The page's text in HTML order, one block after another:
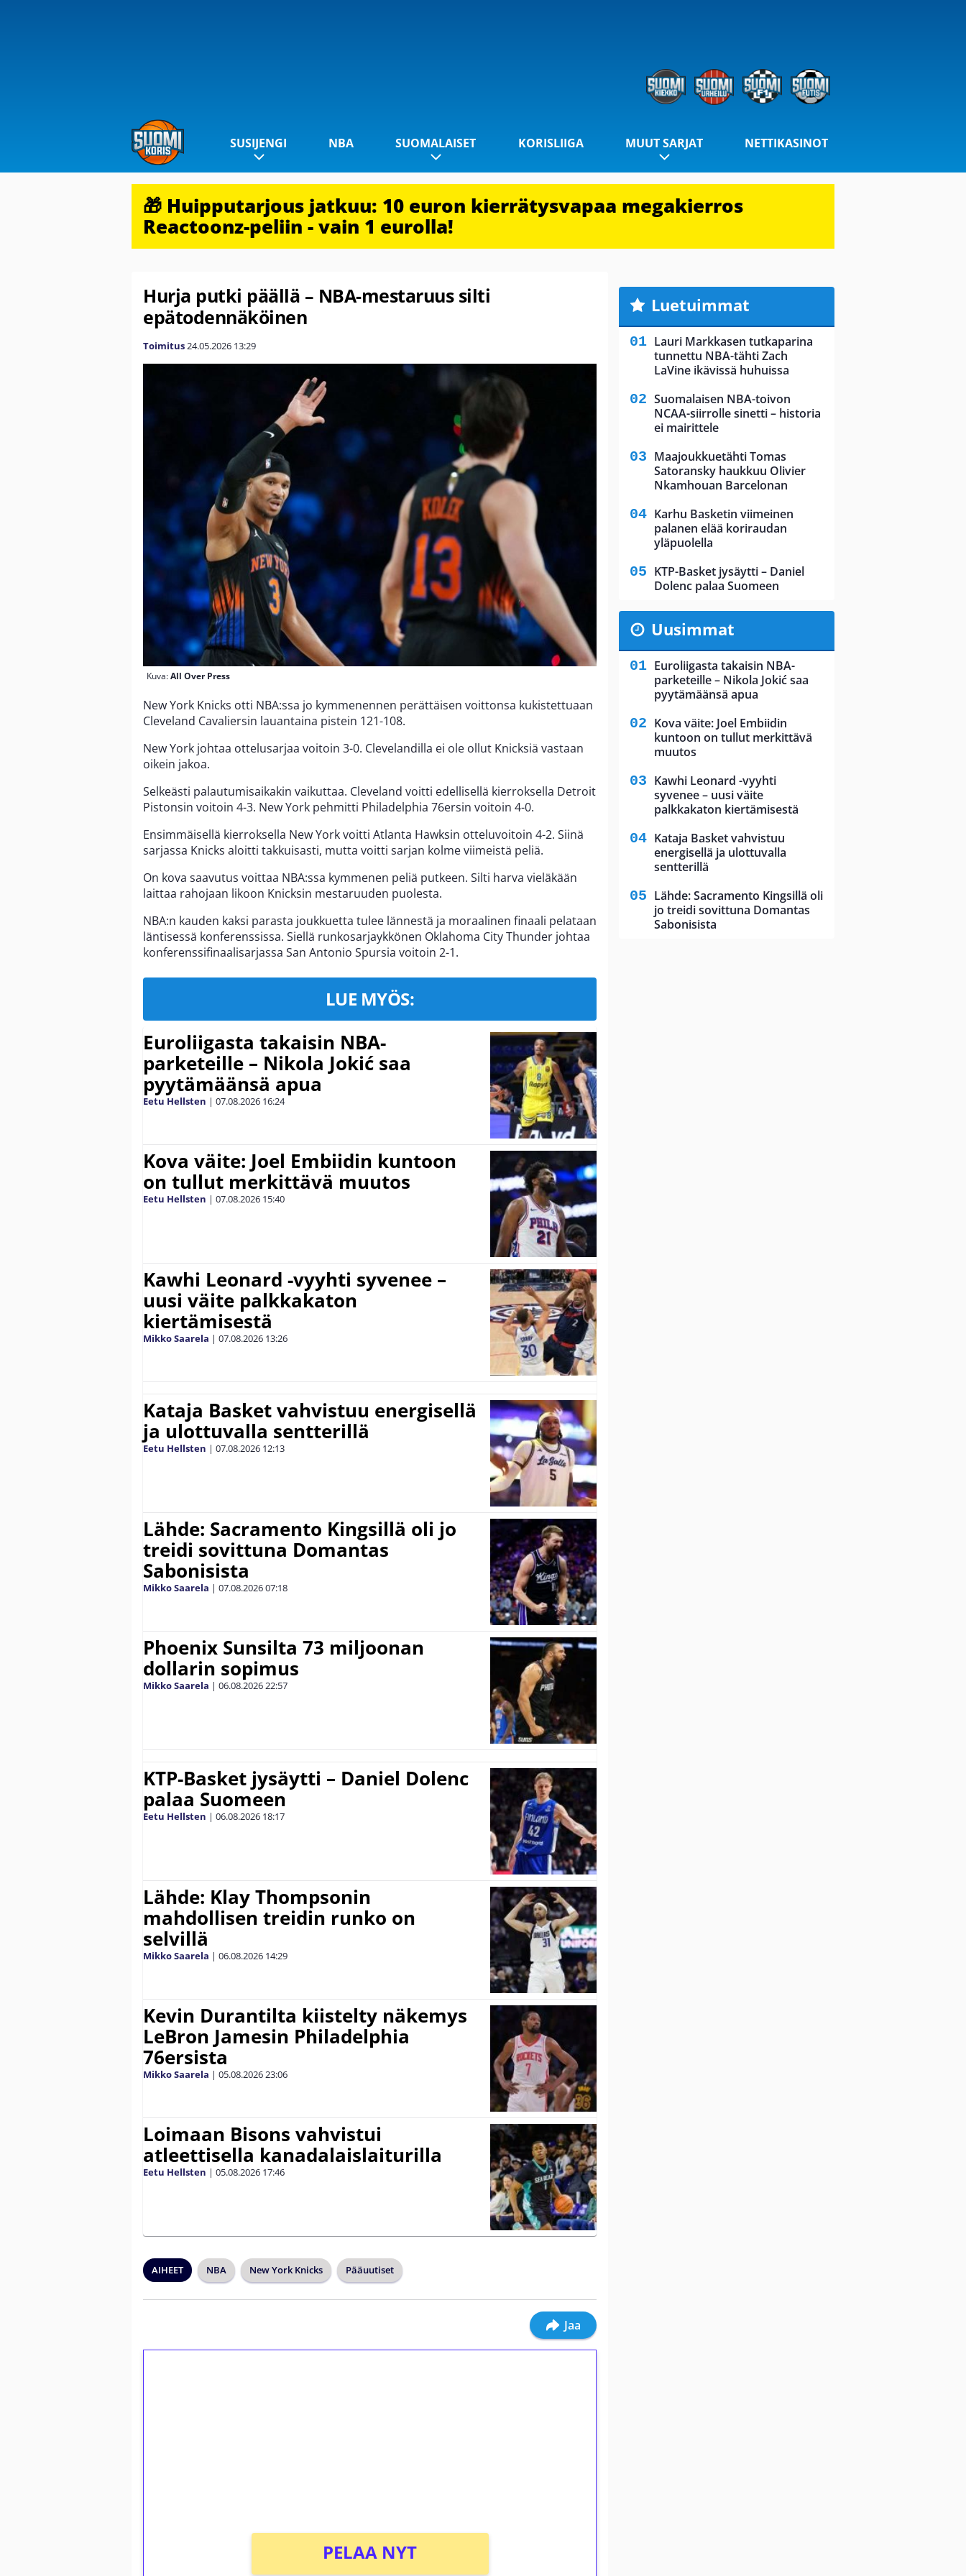
SUSIJENGI NBA SUOMALAISET KORISLIIGA MUUT SARJAT NETTIKASINOT
🎁 Huipputarjous jatkuu: 10 euron kierrätysvapaa megakierros
Reactoonz-peliin - vain 1 eurolla!
Hurja putki päällä – NBA-mestaruus silti
epätodennäköinen
Toimitus24.05.2026 13:29
Kuva:All Over Press
New York Knicks otti NBA:ssa jo kymmenennen perättäisen voittonsa kukistettuaan
Cleveland Cavaliersin lauantaina pistein 121-108.
New York johtaa ottelusarjaa voitoin 3-0. Clevelandilla ei ole ollut Knicksiä vastaan
oikein jakoa.
Selkeästi palautumisaikakin vaikuttaa. Cleveland voitti edellisellä kierroksella Detroit
Pistonsin voitoin 4-3. New York pehmitti Philadelphia 76ersin voitoin 4-0.
Ensimmäisellä kierroksella New York voitti Atlanta Hawksin otteluvoitoin 4-2. Siinä
sarjassa Knicks aloitti takkuisasti, mutta voitti sarjan kolme viimeistä peliä.
On kova saavutus voittaa NBA:ssa kymmenen peliä putkeen. Silti harva vieläkään
laittaa rahojaan likoon Knicksin mestaruuden puolesta.
NBA:n kauden kaksi parasta joukkuetta tulee lännestä ja moraalinen finaali pelataan
läntisessä konferenssissa. Siellä runkosarjaykkönen Oklahoma City Thunder johtaa
konferenssifinaalisarjassa San Antonio Spursia voitoin 2-1.
LUE MYÖS:
Euroliigasta takaisin NBA-
parketeille – Nikola Jokić saa
pyytämäänsä apua
Eetu Hellsten | 07.08.2026 16:24
Kova väite: Joel Embiidin kuntoon
on tullut merkittävä muutos
Eetu Hellsten | 07.08.2026 15:40
Kawhi Leonard -vyyhti syvenee –
uusi väite palkkakaton
kiertämisestä
Mikko Saarela | 07.08.2026 13:26
Kataja Basket vahvistuu energisellä
ja ulottuvalla sentterillä
Eetu Hellsten | 07.08.2026 12:13
Lähde: Sacramento Kingsillä oli jo
treidi sovittuna Domantas
Sabonisista
Mikko Saarela | 07.08.202607:18
Phoenix Sunsilta 73 miljoonan
dollarin sopimus
Mikko Saarela | 06.08.202622:57
KTP-Basket jysäytti – Daniel Dolenc
palaa Suomeen
Eetu Hellsten | 06.08.2026 18:17
Lähde: Klay Thompsonin
mahdollisen treidin runko on
selvillä
Mikko Saarela | 06.08.2026 14:29
Kevin Durantilta kiistelty näkemys
LeBron Jamesin Philadelphia
76ersista
Mikko Saarela | 05.08.202623:06
Loimaan Bisons vahvistui
atleettisella kanadalaislaiturilla
Eetu Hellsten | 05.08.2026 17:46
AIHEET NBA New York Knicks Pääuutiset
Jaa
PELAA NYT
Luetuimmat
Lauri Markkasen tutkaparina
tunnettu NBA-tähti Zach
LaVine ikävissä huhuissa
Suomalaisen NBA-toivon
NCAA-siirrolle sinetti – historia
ei mairittele
Maajoukkuetähti Tomas
Satoransky haukkuu Olivier
Nkamhouan Barcelonan
Karhu Basketin viimeinen
palanen elää koriraudan
yläpuolella
KTP-Basket jysäytti – Daniel
Dolenc palaa Suomeen
Uusimmat
Euroliigasta takaisin NBA-
parketeille – Nikola Jokić saa
pyytämäänsä apua
Kova väite: Joel Embiidin
kuntoon on tullut merkittävä
muutos
Kawhi Leonard -vyyhti
syvenee – uusi väite
palkkakaton kiertämisestä
Kataja Basket vahvistuu
energisellä ja ulottuvalla
sentterillä
Lähde: Sacramento Kingsillä oli
jo treidi sovittuna Domantas
Sabonisista